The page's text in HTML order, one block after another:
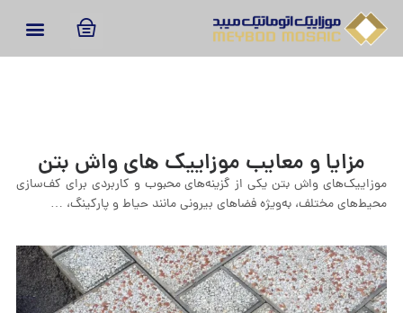
مزایا و معایب موزاییک های واش بتن
موزاییک‌های واش بتن یکی از گزینه‌های محبوب و کاربردی برای کف‌سازی
محیط‌های مختلف، به‌ویژه فضاهای بیرونی مانند حیاط و پارکینگ، …